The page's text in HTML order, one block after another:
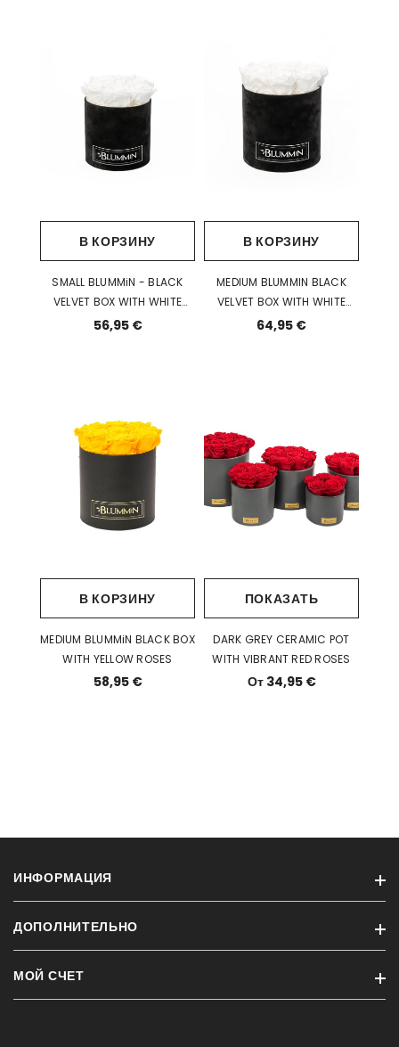
В КОРЗИНУ
SMALL BLUMMiN - BLACK
VELVET BOX WITH WHITE
ROSES
56,95 €
В КОРЗИНУ
MEDIUM BLUMMIN BLACK
VELVET BOX WITH WHITE
ROSES
64,95 €
В КОРЗИНУ
MEDIUM BLUMMiN BLACK BOX
WITH YELLOW ROSES
58,95 €
ПОКАЗАТЬ
DARK GREY CERAMIC POT
WITH VIBRANT RED ROSES
От 34,95 €
ИНФОРМАЦИЯ
Время доставки Транспорт
Условия заказа
ДОПОЛНИТЕЛЬНО
Кампания
МОЙ СЧЕТ